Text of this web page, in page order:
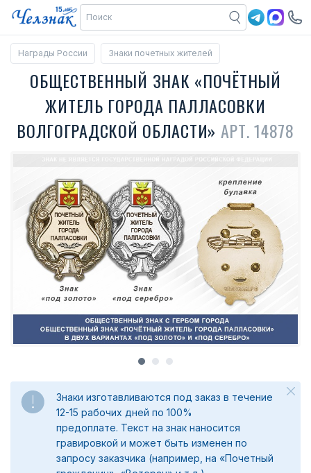
Награды России Знаки почетных жителей
ОБЩЕСТВЕННЫЙ ЗНАК «ПОЧЁТНЫЙ
ЖИТЕЛЬ ГОРОДА ПАЛЛАСОВКИ
ВОЛГОГРАДСКОЙ ОБЛАСТИ» АРТ. 14878
Знаки изготавливаются под заказ в течение
12-15 рабочих дней по 100%
предоплате. Текст на знак наносится
гравировкой и может быть изменен по
запросу заказчика (например, на «Почетный